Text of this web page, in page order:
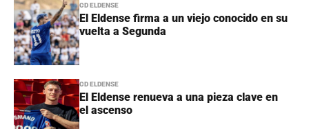
CD ELDENSE
El Eldense firma a un viejo conocido en su
vuelta a Segunda
CD ELDENSE
El Eldense renueva a una pieza clave en
el ascenso